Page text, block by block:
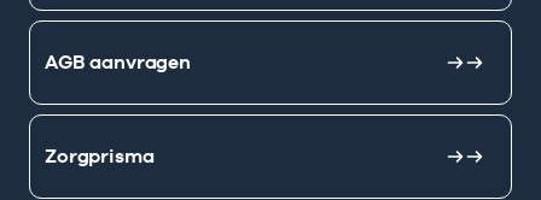
AGB aanvragen
Zorgprisma